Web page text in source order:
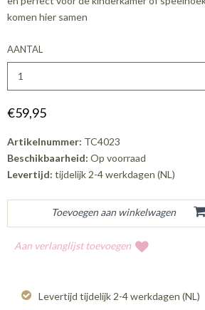
komen hier samen
AANTAL
€59,95
Artikelnummer: TC4023
Beschikbaarheid: Op voorraad
Levertijd: tijdelijk 2-4 werkdagen (NL)
Aan verlanglijst toevoegen
Levertijd tijdelijk 2-4 werkdagen (NL)